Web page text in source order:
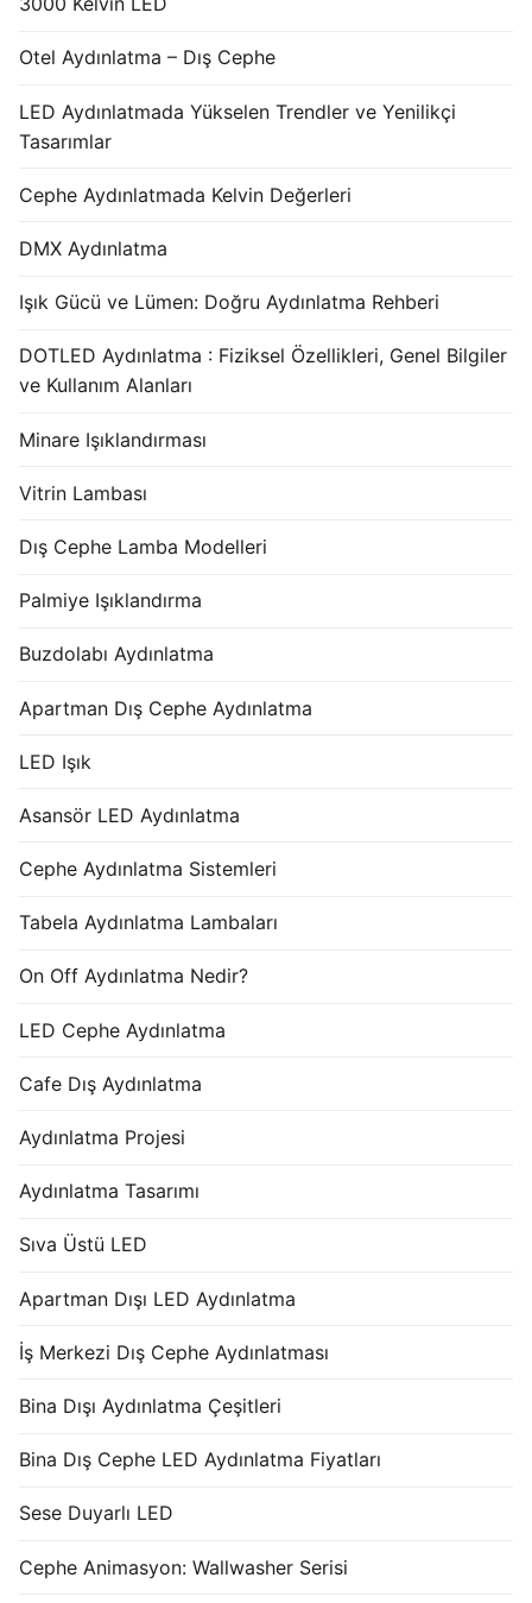
Otel Aydınlatma – Dış Cephe
LED Aydınlatmada Yükselen Trendler ve Yenilikçi
Tasarımlar
Cephe Aydınlatmada Kelvin Değerleri
DMX Aydınlatma
Işık Gücü ve Lümen: Doğru Aydınlatma Rehberi
DOTLED Aydınlatma : Fiziksel Özellikleri, Genel Bilgiler
ve Kullanım Alanları
Minare Işıklandırması
Vitrin Lambası
Dış Cephe Lamba Modelleri
Palmiye Işıklandırma
Buzdolabı Aydınlatma
Apartman Dış Cephe Aydınlatma
LED Işık
Asansör LED Aydınlatma
Cephe Aydınlatma Sistemleri
Tabela Aydınlatma Lambaları
On Off Aydınlatma Nedir?
LED Cephe Aydınlatma
Cafe Dış Aydınlatma
Aydınlatma Projesi
Aydınlatma Tasarımı
Sıva Üstü LED
Apartman Dışı LED Aydınlatma
İş Merkezi Dış Cephe Aydınlatması
Bina Dışı Aydınlatma Çeşitleri
Bina Dış Cephe LED Aydınlatma Fiyatları
Sese Duyarlı LED
Cephe Animasyon: Wallwasher Serisi